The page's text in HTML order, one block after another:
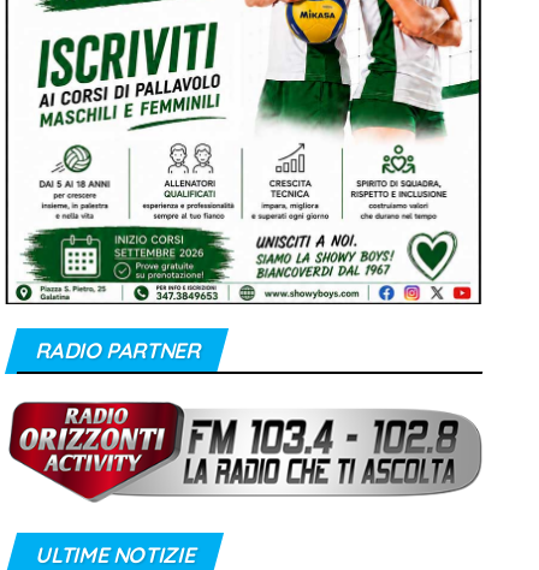
RADIO PARTNER
ULTIME NOTIZIE